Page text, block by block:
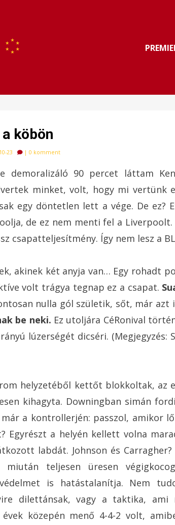
köbön
23 | 0 komment
demoralizáló 90 percet láttam
minket, volt, hogy mi vertünk
egy döntetlen lett a vége. De ez?
de ez nem menti fel a
csapatteljesítmény. Így nem lesz a
akinek két anyja van… Egy rohadt
volt trágya tegnap ez a csapat.
nulla gól születik, sőt, már azt
be neki. Ez utoljára CéRonival
lúzerségét dicséri. (Megjegyzés:
helyzetéből kettőt blokkoltak,
kihagyta. Downingban simán
a kontrollerjén: passzol, amikor
Egyrészt a helyén kellett volna
labdát. Johnson és
teljesen üresen
is hatástalanítja. Nem
dilettánsak, vagy a taktika,
évek közepén menő 4-4-2 volt,